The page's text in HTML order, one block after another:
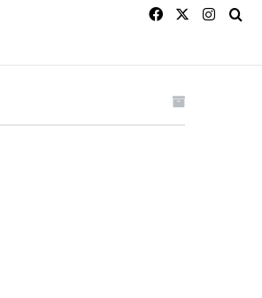
Facebook